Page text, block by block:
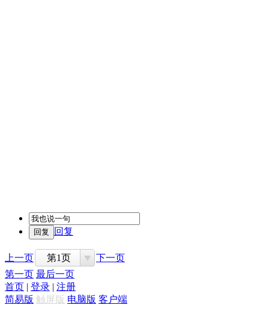
回复
上一页 第1页
下一页
第一页 最后一页
首页 | 登录 | 注册
简易版 触屏版 电脑版 客户端